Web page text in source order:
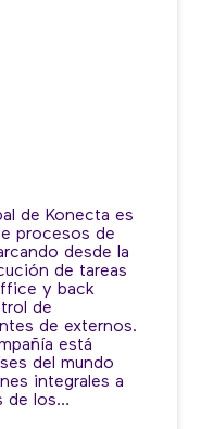
de Konecta es
procesos de
desde la
de tareas
y back
de
de externos.
está
del mundo
integrales a
de los…